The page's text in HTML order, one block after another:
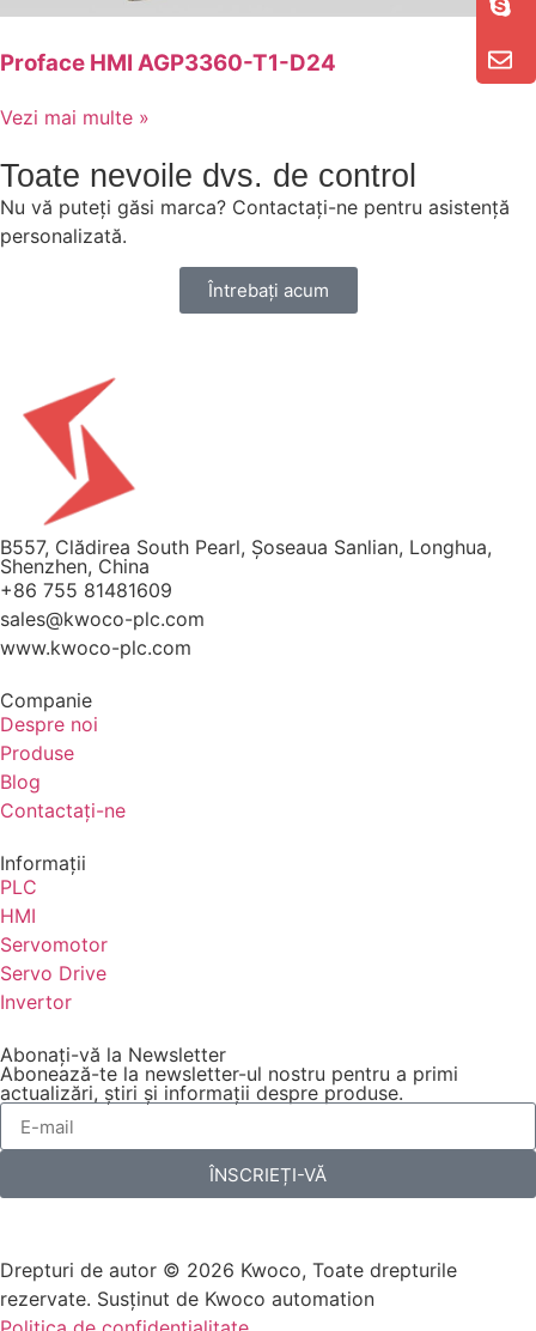
Proface HMI AGP3360-T1-D24
Vezi mai multe »
Toate nevoile dvs. de control
Nu vă puteți găsi marca? Contactați-ne pentru asistență
personalizată.
Întrebați acum
B557, Clădirea South Pearl, Șoseaua Sanlian, Longhua,
Shenzhen, China
+86 755 81481609
sales@kwoco-plc.com
www.kwoco-plc.com
Companie
Despre noi
Produse
Blog
Contactaţi-ne
Informaţii
PLC
HMI
Servomotor
Servo Drive
Invertor
Abonați-vă la Newsletter
Abonează-te la newsletter-ul nostru pentru a primi
actualizări, știri și informații despre produse.
ÎNSCRIEȚI-VĂ
Drepturi de autor © 2026 Kwoco, Toate drepturile
rezervate. Susținut de Kwoco automation